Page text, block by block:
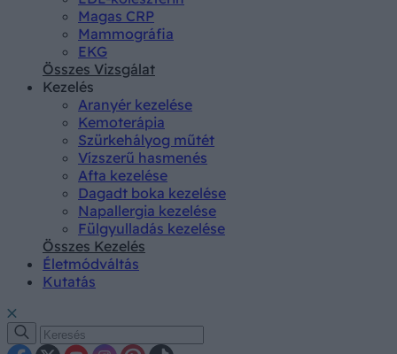
Magas CRP
Mammográfia
EKG
Összes Vizsgálat
Kezelés
Aranyér kezelése
Kemoterápia
Szürkehályog műtét
Vízszerű hasmenés
Afta kezelése
Dagadt boka kezelése
Napallergia kezelése
Fülgyulladás kezelése
Összes Kezelés
Életmódváltás
Kutatás